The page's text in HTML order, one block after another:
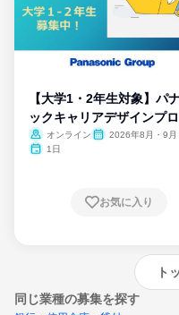
【大学1・2年生対象】パ
ックキャリアデザインプ
ム
オンライン
2026年8月・9月
1日
お気に入り
ト
同じ業種の募集を探す